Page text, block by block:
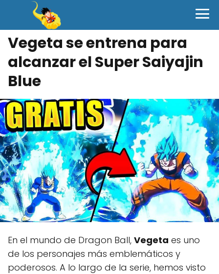
Vegeta se entrena para
alcanzar el Super Saiyajin
Blue
En el mundo de Dragon Ball, Vegeta es uno
de los personajes más emblemáticos y
poderosos. A lo largo de la serie, hemos visto